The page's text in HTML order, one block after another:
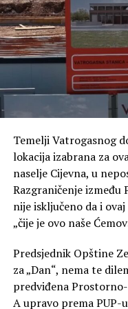
Poseban dio
sportskim igrama i
sabrao gotovo cijeli
Temelji Vatrogasnog
lokacija izabrana za
naselje Cijevna, u
Razgraničenje između
nije isključeno da i
„čije je ovo naše
Predsjednik Opštine
za „Dan“, nema te
predviđena
A upravo prema PUP-